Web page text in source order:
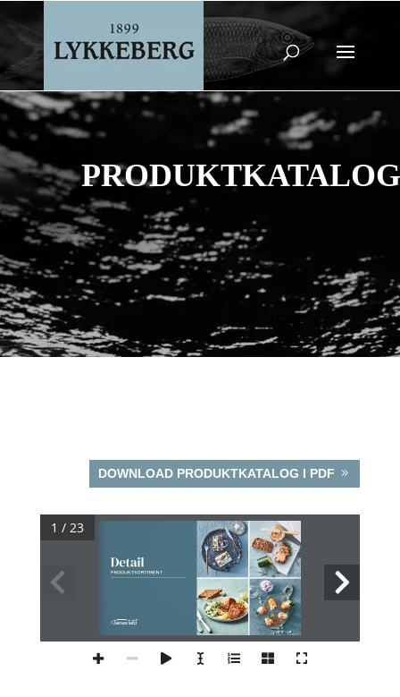
PRODUKTKATALOG
DOWNLOAD PRODUKTKATALOG I PDF
PRODUKTSORTIMENT
Detail
1 / 23